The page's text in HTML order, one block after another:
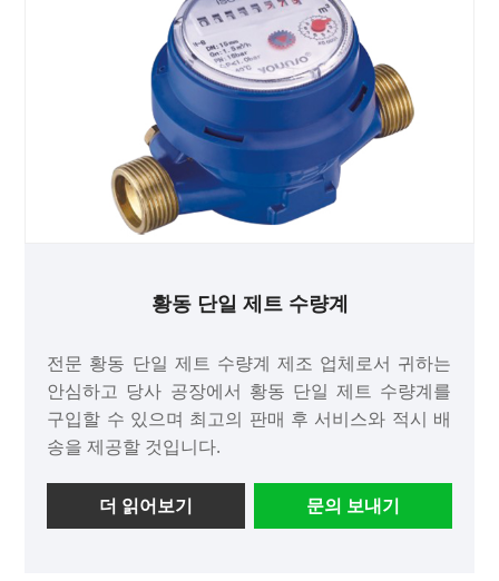
황동 단일 제트 수량계
전문 황동 단일 제트 수량계 제조 업체로서 귀하는
안심하고 당사 공장에서 황동 단일 제트 수량계를
구입할 수 있으며 최고의 판매 후 서비스와 적시 배
송을 제공할 것입니다.
더 읽어보기 문의 보내기